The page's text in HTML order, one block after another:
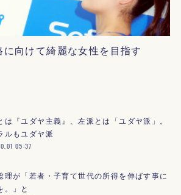
向けて綺麗な女性を目指す
は『ユダヤ主義』、左派とは「ユダヤ派」。
ルもユダヤ派
05:37
理が「若者・子育て世代の所得を伸ばす事に
。」と